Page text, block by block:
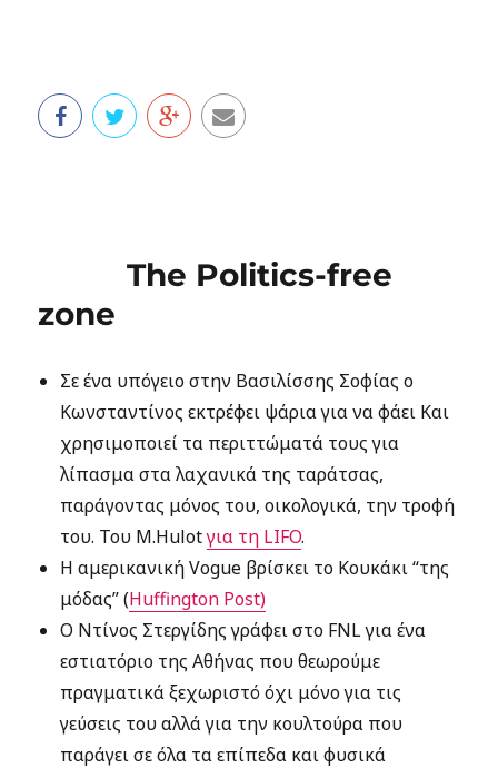
The Politics-free
zone
Σε ένα υπόγειο στην Βασιλίσσης Σοφίας ο
Κωνσταντίνος εκτρέφει ψάρια για να φάει Και
χρησιμοποιεί τα περιττώματά τους για
λίπασμα στα λαχανικά της ταράτσας,
παράγοντας μόνος του, οικολογικά, την τροφή
του. Του M.Hulotγια τη LIFO.
Η αμερικανική Vogue βρίσκει το Κουκάκι “της
μόδας” (Huffington Post)
O Ντίνος Στεργίδης γράφει στο FNL για ένα
εστιατόριο της Αθήνας που θεωρούμε
πραγματικά ξεχωριστό όχι μόνο για τις
γεύσεις του αλλά για την κουλτούρα που
παράγει σε όλα τα επίπεδα και φυσικά